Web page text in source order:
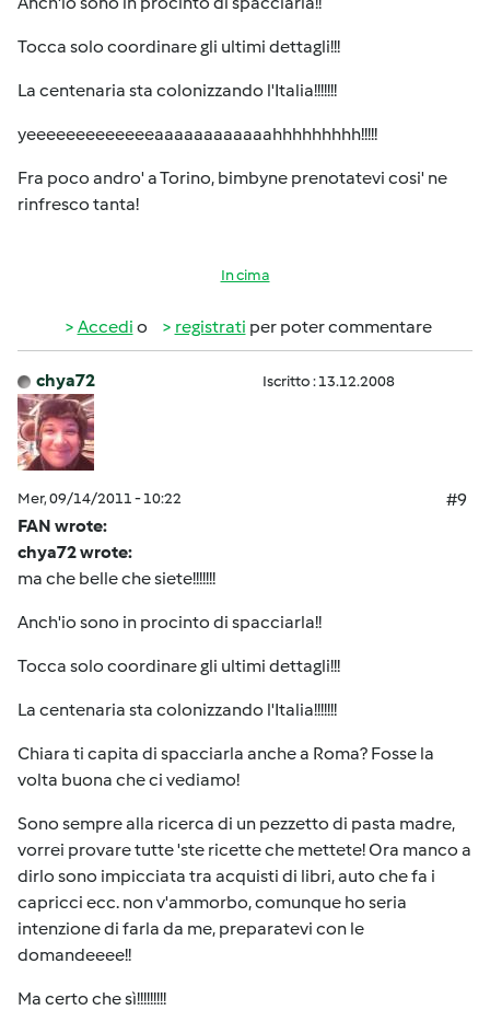
Tocca solo coordinare gli ultimi dettagli!!!
La centenaria sta colonizzando l'Italia!!!!!!!
yeeeeeeeeeeeeeaaaaaaaaaaaahhhhhhhhh!!!!!
Fra poco andro' a Torino, bimbyne prenotatevi cosi' ne
rinfresco tanta!
In cima
Accedi o registrati per poter commentare
chya72 Iscritto : 13.12.2008
Mer, 09/14/2011 - 10:22
#9
FAN wrote:
chya72 wrote:
ma che belle che siete!!!!!!!
Anch'io sono in procinto di spacciarla!!
Tocca solo coordinare gli ultimi dettagli!!!
La centenaria sta colonizzando l'Italia!!!!!!!
Chiara ti capita di spacciarla anche a Roma? Fosse la
volta buona che ci vediamo!
Sono sempre alla ricerca di un pezzetto di pasta madre,
vorrei provare tutte 'ste ricette che mettete! Ora manco a
dirlo sono impicciata tra acquisti di libri, auto che fa i
capricci ecc. non v'ammorbo, comunque ho seria
intenzione di farla da me, preparatevi con le
domandeeee!!
Ma certo che sì!!!!!!!!!